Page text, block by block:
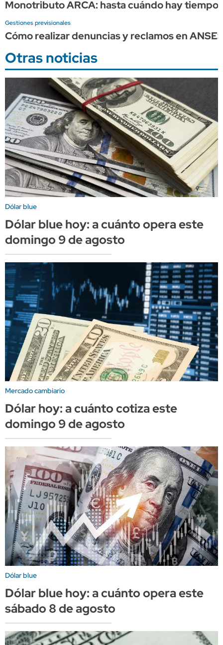
Monotributo ARCA: hasta cuándo hay
Gestiones previsionales
Cómo realizar denuncias y reclamos en
Otras noticias
Dólar blue
Dólar blue hoy: a cuánto opera este
domingo 9 de agosto
Mercado cambiario
Dólar hoy: a cuánto cotiza este
domingo 9 de agosto
Dólar blue
Dólar blue hoy: a cuánto opera este
sábado 8 de agosto